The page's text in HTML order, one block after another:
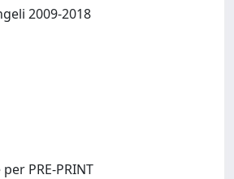
PRE-PRINT